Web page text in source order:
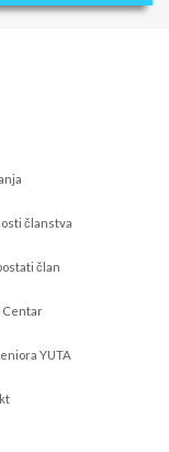
članstva
član
Centar
YUTA